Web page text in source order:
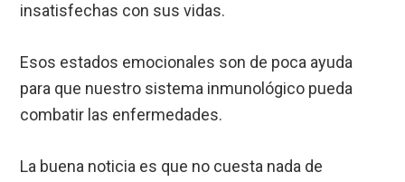
insatisfechas con sus vidas.
Esos estados emocionales son de poca ayuda
para que nuestro sistema inmunológico pueda
combatir las enfermedades.
La buena noticia es que no cuesta nada de